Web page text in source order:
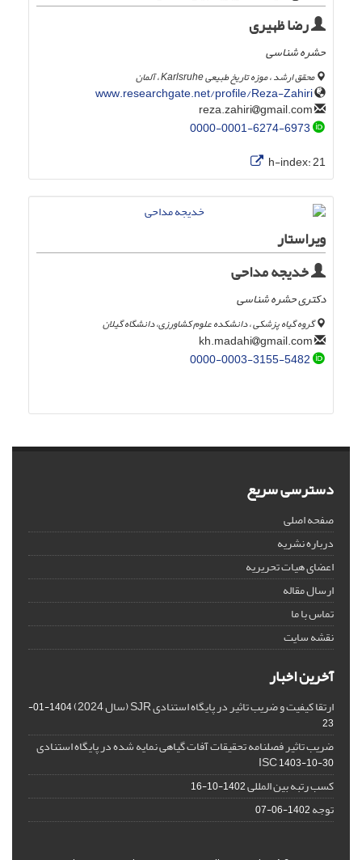
رضا ظهیری
حشره شناسی
محقق ارشد ، موزه تاریخ طبیعی Karlsruhe ، آلمان
www.researchgate.net/profile/Reza-Zahiri
gmail.com
0000-0001-6274-6973
h-index:21
ویراستار
خدیجه مداحی
دکتری حشره شناسی
گروه گیاه پزشکی ، دانشکده علوم کشاورزی، دانشگاه گیلان
gmail.com
0000-0003-3155-5482
دسترسی سریع
صفحه اصلی
درباره نشریه
اعضای هیات تحریریه
ارسال مقاله
تماس با ما
نقشه سایت
آخرین اخبار
ارتقا کیفیت و ضریب تاثیر در پایگاه استنادی SJR (سال 2024)
1404-01-
23
ضریب تاثیر فصلنامه تحقیقات آفات گیاهی نمایه شده در پایگاه استنادی
ISC1403-10-30
کسب رتبه بین المللی1402-10-16
توجه1402-06-07